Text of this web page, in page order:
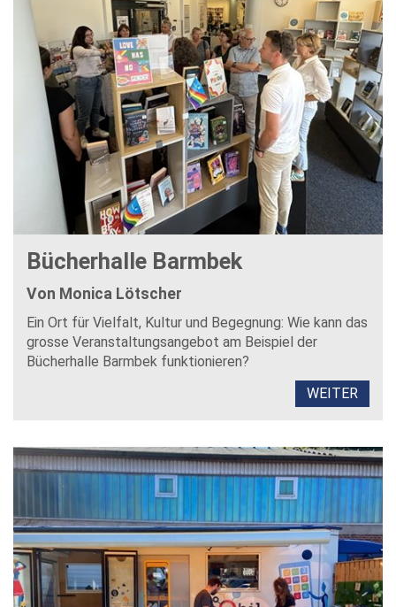
Bücherhalle Barmbek
Von Monica Lötscher
Ein Ort für Vielfalt, Kultur und Begegnung: Wie kann das
grosse Veranstaltungsangebot am Beispiel der
Bücherhalle Barmbek funktionieren?
WEITER